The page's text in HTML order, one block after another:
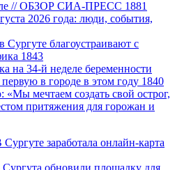
// ОБЗОР СИА-ПРЕСС 1881
2026 года: люди, события,
Сургуте благоустраивают с
1843
на 34-й неделе беременности
в городе в этом году 1840
«Мы мечтаем создать свой острог,
притяжения для горожан и
Сургуте заработала онлайн-карта
обновили площадку для